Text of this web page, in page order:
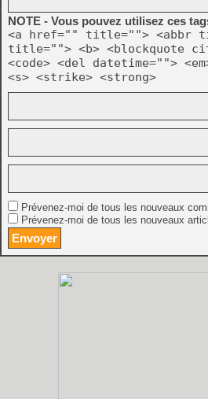
NOTE - Vous pouvez utilisez ces
<a href="" title=""> <abbr
title=""> <b> <blockquote
<code> <del datetime="">
<s> <strike> <strong>
Prévenez-moi de tous les nouveaux
Prévenez-moi de tous les nouveaux